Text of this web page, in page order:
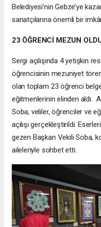
Belediyesi’nin Gebze’ye
sanatçılarına önemli bir
23 ÖĞRENCİ MEZUN
Sergi açılışında 4 yetişkin
öğrencisinin mezuniyet
olan toplam 23 öğrenci
eğitmenlerinin elinden aldı.
Soba, veliler, öğrenciler ve
açılışı gerçekleştirildi.
gezen Başkan Vekili Soba,
aileleriyle sohbet etti.